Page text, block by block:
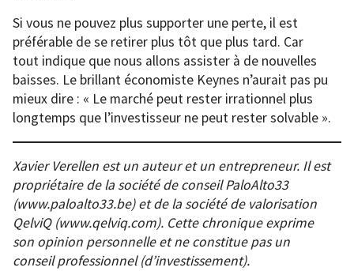
Si vous ne pouvez plus supporter une perte, il est
préférable de se retirer plus tôt que plus tard. Car
tout indique que nous allons assister à de nouvelles
baisses. Le brillant économiste Keynes n’aurait pas pu
mieux dire : « Le marché peut rester irrationnel plus
longtemps que l’investisseur ne peut rester solvable ».
Xavier Verellen est un auteur et un entrepreneur. Il est
propriétaire de la société de conseil PaloAlto33
(www.paloalto33.be) et de la société de valorisation
QelviQ (www.qelviq.com). Cette chronique exprime
son opinion personnelle et ne constitue pas un
conseil professionnel (d’investissement).